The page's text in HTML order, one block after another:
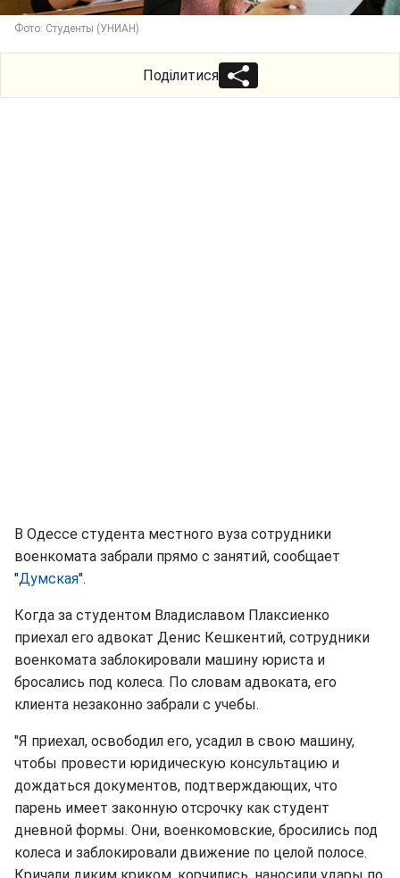
Фото: Студенты (УНИАН)
Поділитися
В Одессе студента местного вуза сотрудники
военкомата забрали прямо с занятий, сообщает
"Думская".
Когда за студентом Владиславом Плаксиенко
приехал его адвокат Денис Кешкентий, сотрудники
военкомата заблокировали машину юриста и
бросались под колеса. По словам адвоката, его
клиента незаконно забрали с учебы.
"Я приехал, освободил его, усадил в свою машину,
чтобы провести юридическую консультацию и
дождаться документов, подтверждающих, что
парень имеет законную отсрочку как студент
дневной формы. Они, военкомовские, бросились под
колеса и заблокировали движение по целой полосе.